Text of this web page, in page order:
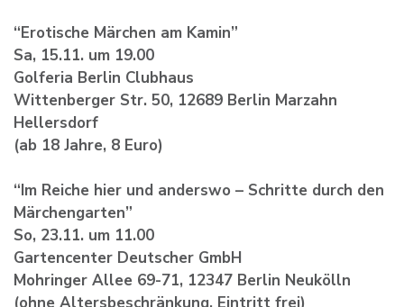
“Erotische Märchen am Kamin”
Sa, 15.11. um 19.00
Golferia Berlin Clubhaus
Wittenberger Str. 50, 12689 Berlin Marzahn
Hellersdorf
(ab 18 Jahre, 8 Euro)
“Im Reiche hier und anderswo – Schritte durch den
Märchengarten”
So, 23.11. um 11.00
Gartencenter Deutscher GmbH
Mohringer Allee 69-71, 12347 Berlin Neukölln